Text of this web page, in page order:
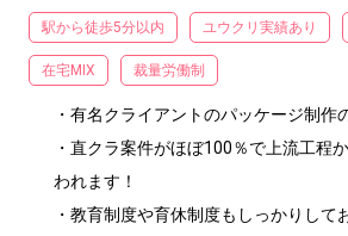
駅から徒歩5分以内 ユウクリ実績あり
在宅MIX 裁量労働制
・有名クライアントのパッケージ制作
・直クラ案件がほぼ100％で上流工程
われます！
・教育制度や育休制度もしっかりして